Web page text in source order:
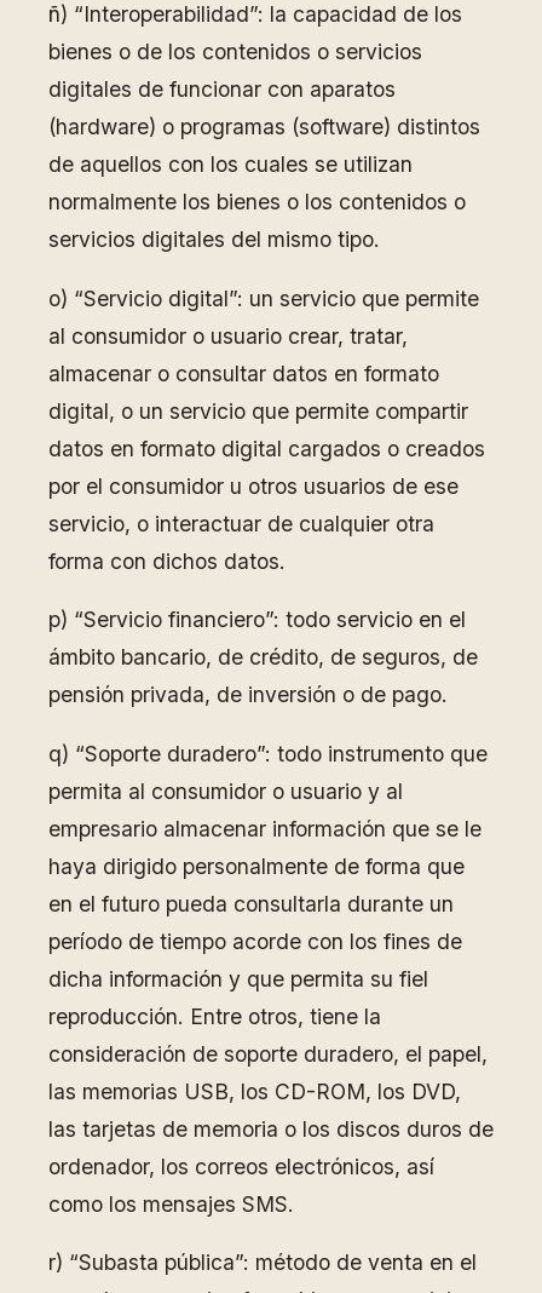
ñ) “Interoperabilidad”: la capacidad de los
bienes o de los contenidos o servicios
digitales de funcionar con aparatos
(hardware) o programas (software) distintos
de aquellos con los cuales se utilizan
normalmente los bienes o los contenidos o
servicios digitales del mismo tipo.
o) “Servicio digital”: un servicio que permite
al consumidor o usuario crear, tratar,
almacenar o consultar datos en formato
digital, o un servicio que permite compartir
datos en formato digital cargados o creados
por el consumidor u otros usuarios de ese
servicio, o interactuar de cualquier otra
forma con dichos datos.
p) “Servicio financiero”: todo servicio en el
ámbito bancario, de crédito, de seguros, de
pensión privada, de inversión o de pago.
q) “Soporte duradero”: todo instrumento que
permita al consumidor o usuario y al
empresario almacenar información que se le
haya dirigido personalmente de forma que
en el futuro pueda consultarla durante un
período de tiempo acorde con los fines de
dicha información y que permita su fiel
reproducción. Entre otros, tiene la
consideración de soporte duradero, el papel,
las memorias USB, los CD-ROM, los DVD,
las tarjetas de memoria o los discos duros de
ordenador, los correos electrónicos, así
como los mensajes SMS.
r) “Subasta pública”: método de venta en el